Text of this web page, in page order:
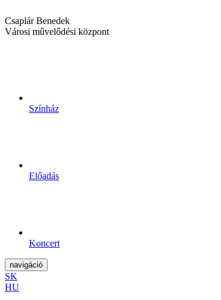
Csaplár Benedek
Városi művelődési központ
Színház
Előadás
Koncert
navigáció
SK
HU